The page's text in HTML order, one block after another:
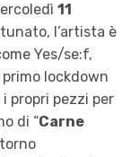
11
l’artista è
Yes/se:f,
lockdown
propri pezzi per
di “Carne